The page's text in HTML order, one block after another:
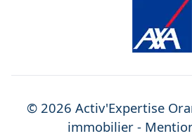
© 2026 Activ'Expertise
immobilier -